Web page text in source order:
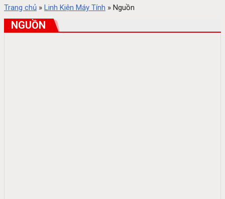
Trang chủ » Linh Kiện Máy Tính » Nguồn
NGUỒN